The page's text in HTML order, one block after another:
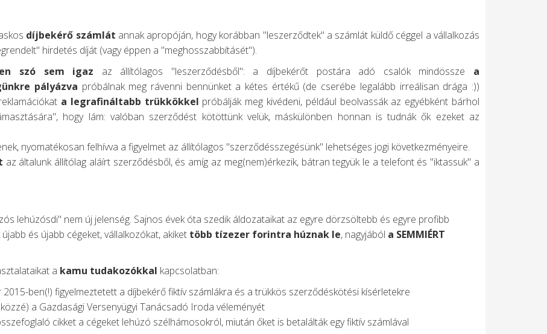
díjbekérő számlát annak apropóján, hogy korábban "leszerződtek" a számlát küldő céggel a vállalkozás
hirdetés díját (vagy éppen a "meghosszabbításét").
szó sem igaz az állítólagos "leszerződésből": a díjbekérőt postára adó csalók mindössze a
pályázva próbálnak meg rávenni bennünket a kétes értékű (de cserébe legalább irreálisan drága :))
a legrafináltabb trükkökkel próbálják meg kivédeni, például beolvassák az egyébként bárhol
hogy lám: valóban szerződést kötöttünk velük, máskülönben honnan is tudnák ők ezeket az
nyomatékosan felhívva a figyelmet az állítólagos "szerződésszegésünk" lehetséges jogi következményeire.
az általunk állítólag aláírt szerződésből, és amíg az meg(nem)érkezik, bátran tegyük le a telefont és "iktassuk" a
lehúzósdi" nem új jelenség. Sajnos évek óta szedik áldozataikat az egyre dörzsöltebb és egyre profibb
és újabb cégeket, vállalkozókat, akiket több tízezer forintra húznak le, nagyjából a SEMMIÉRT
a kamu tudakozókkal kapcsolatban:
2015-ben(!) figyelmeztetett a díjbekérő fiktív számlákra és a trükkös szerződéskötési kísérletekre
a Gazdasági Versenyügyi Tanácsadó Iroda véleményét
cikket a cégeket lehúzó szélhámosokról, miután őket is betalálták egy fiktív számlával